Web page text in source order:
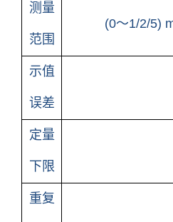
测量
范围
(0～1/2/5)
示值
误差
定量
下限
重复